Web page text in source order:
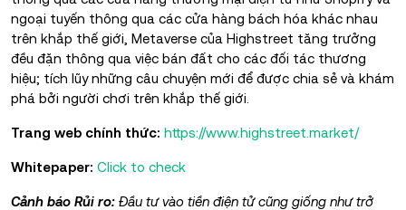
ngoại tuyến thông qua các cửa hàng bách hóa khác nhau
trên khắp thế giới, Metaverse của Highstreet tăng trưởng
đều đặn thông qua việc bán đất cho các đối tác thương
hiệu; tích lũy những câu chuyện mới để được chia sẻ và khám
phá bởi người chơi trên khắp thế giới.
Trang web chính thức: https://www.highstreet.market/
Whitepaper: Click to check
Cảnh báo Rủi ro: Đầu tư vào tiền điện tử cũng giống như trở